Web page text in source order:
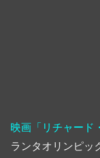
映画「リチャード
ランタオリンピッ